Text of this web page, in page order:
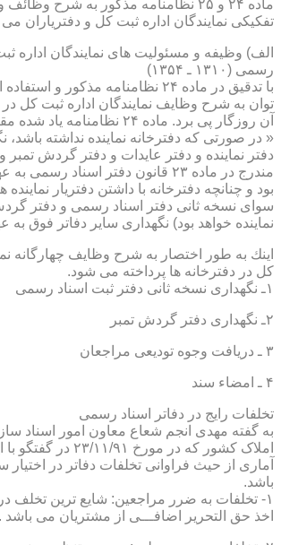
ماده ۲۴ و ۲۵ نظامنامه مذكور به شرح
تفكیكی نمایندگان اداره ثبت كل و دفتریاران می
الف) وظیفه و مسئولیت های نمایندگان اداره
رسمی (۱۳۱۰ ـ ۱۳۵۴)
با تدقیق در ماده ۲۴ نظامنامه مذكور
توان به شرح وظایف نمایندگان اداره ثبت كل
آن روزگار پی برد. ماده ۲۴ نظامنامه یاد شده مقرر می دارد:
« در صورتی كه دفترخانه نماینده نداشته باشد،
دفتر نماینده و دفتر عایدات و دفتر گردش تمبر
مندرج در ماده ۲۳ قانون دفتر اسناد
بود و چنانچه دفترخانه با داشتن دفتریار نماینده
سوای نسخه ثانی دفتر اسناد رسمی و دفتر
نماینده خواهد بود) نگهداری سایر دفاتر فوق به
اینك به طور اختصار به شرح وظایف چهارگانه
كل در دفترخانه ها پرداخته می شود.
۱ـ نگهداری نسخه ثانی دفتر ثبت اسناد رسمی
۲ـ نگهداری دفتر گردش تمبر
۳ ـ دریافت وجوه تودیعی مراجعان
۴ ـ امضاء سند
تخلفات رایج در دفاتر اسناد رسمی
به گفته مهدی انجم شعاع معاون امور اسناد
املاک کشور که در مورخ
آماری از حیث فراوانی تخلفات دفاتر در
باشد.
۱- تخلفات به ضرر مراجعین: شایع ترین تخلف
اخذ حق التحریر اضافـــی از مشتریان می باشد .